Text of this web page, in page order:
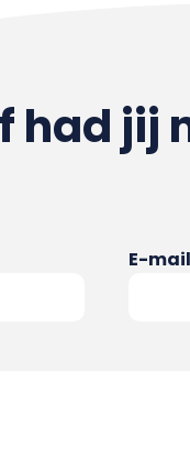
had jij
E-mail